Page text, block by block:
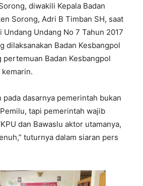
diwakili Kepala Badan
Sorong, Adri B Timban SH, saat
Undang Undang No 7 Tahun 2017
dilaksanakan Badan Kesbangpol
pertemuan Badan Kesbangpol
pada dasarnya pemerintah bukan
tapi pemerintah wajib
dan Bawaslu aktor utamanya,
tuturnya dalam siaran pers